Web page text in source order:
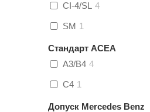
CI-4/SL 4
SM 1
Стандарт ACEA
A3/B4 4
C4 1
Допуск Mercedes Benz